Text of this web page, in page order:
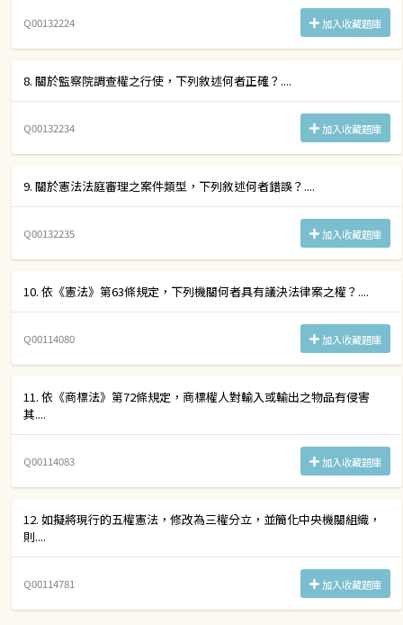
Q00132224 加入收藏題庫
8. 關於監察院調查權之行使，下列敘述何者正確？....
Q00132234 加入收藏題庫
9. 關於憲法法庭審理之案件類型，下列敘述何者錯誤？....
Q00132235 加入收藏題庫
10. 依《憲法》第63條規定，下列機關何者具有議決法律案之權？....
Q00114080 加入收藏題庫
11. 依《商標法》第72條規定，商標權人對輸入或輸出之物品有侵害
其....
Q00114083 加入收藏題庫
12. 如擬將現行的五權憲法，修改為三權分立，並簡化中央機關組織，
則....
Q00114781 加入收藏題庫